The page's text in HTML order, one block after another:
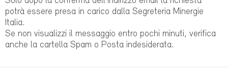
potrà essere presa in carico dalla Segreteria Minergie
Italia.
Se non visualizzi il messaggio entro pochi minuti, verifica
anche la cartella Spam o Posta indesiderata.